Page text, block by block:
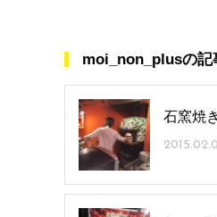
moi_non_plusの記
石窯焼